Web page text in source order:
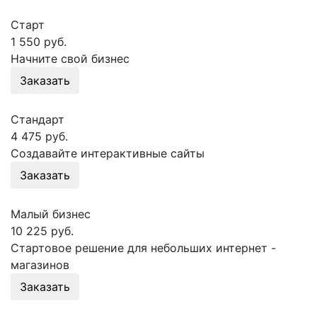
Старт
1 550 руб.
Начните свой бизнес
Заказать
Стандарт
4 475 руб.
Создавайте интерактивные сайты
Заказать
Малый бизнес
10 225 руб.
Стартовое решение для небольших интернет -
магазинов
Заказать